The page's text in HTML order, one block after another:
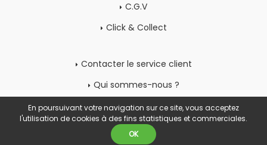
C.G.V
Click & Collect
Contacter le service client
Qui sommes-nous ?
Mon compte
En poursuivant votre navigation sur ce site, vous acceptez
l'utilisation de cookies à des fins statistiques et commerciales.
OK